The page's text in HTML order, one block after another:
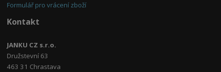
Formulář pro vrácení zboží
Kontakt
JANKU CZ s.r.o.
Družstevní 63
463 31 Chrastava